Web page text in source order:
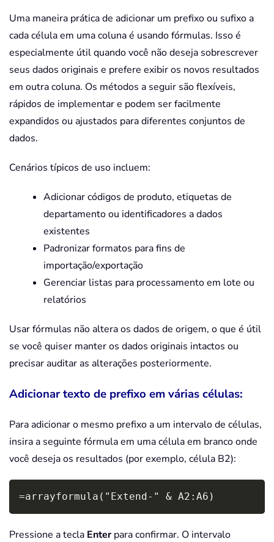
Uma maneira prática de adicionar um prefixo ou sufixo a
cada célula em uma coluna é usando fórmulas. Isso é
especialmente útil quando você não deseja sobrescrever
seus dados originais e prefere exibir os novos resultados
em outra coluna. Os métodos a seguir são flexíveis,
rápidos de implementar e podem ser facilmente
expandidos ou ajustados para diferentes conjuntos de
dados.
Cenários típicos de uso incluem:
Adicionar códigos de produto, etiquetas de
departamento ou identificadores a dados
existentes
Padronizar formatos para fins de
importação/exportação
Gerenciar listas para processamento em lote ou
relatórios
Usar fórmulas não altera os dados de origem, o que é útil
se você quiser manter os dados originais intactos ou
precisar auditar as alterações posteriormente.
Adicionar texto de prefixo em várias células:
Para adicionar o mesmo prefixo a um intervalo de células,
insira a seguinte fórmula em uma célula em branco onde
você deseja os resultados (por exemplo, célula B2):
=arrayformula("Extend-" & A2:A6)
Pressione a tecla Enterpara confirmar. O intervalo